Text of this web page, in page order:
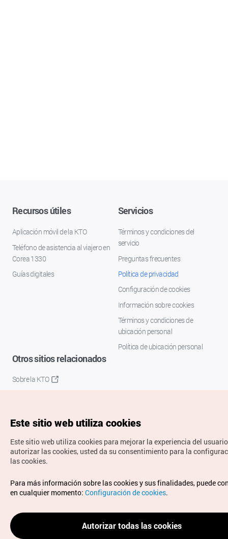
Recursos útiles
Aplicación móvil de la KTO
Teléfono de asistencia al viajero en
Corea 1330
Guías digitales
Servicios
Términos y condiciones del
servicio
Preguntas frecuentes
Política de privacidad
Configuración de cookies
Información sobre cookies
Términos y condiciones de
ubicación personal
Política de ubicación personal
Otros sitios relacionados
Sobre la KTO
Copyrights © Organización de Turismo de Corea. Todos los
derechos reservados.
Para informes de errores y cuestiones relacionadas con el
sitio web, dirija sus consultas al correoelectrónico oficial:
spanish@knto.or.kr
Este sitio web utiliza cookies
Este sitio web utiliza cookies para mejorar la experiencia del
autorizar las cookies, usted da su consentimiento para la
las cookies.
Para más información sobre las cookies y sus finalidades, puede
en cualquier momento: Configuración de cookies.
Autorizar todas las cookies